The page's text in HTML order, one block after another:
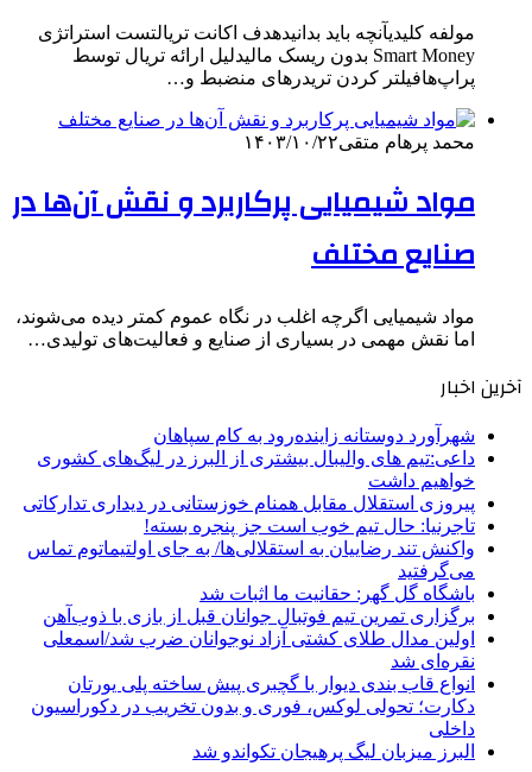
مولفه کلیدیآنچه باید بدانیدهدف اکانت تریالتست استراتژی
Smart Money بدون ریسک مالیدلیل ارائه تریال توسط
پراپ‌هافیلتر کردن تریدرهای منضبط و…
محمد پرهام متقی۱۴۰۳/۱۰/۲۲
مواد شیمیایی پرکاربرد و نقش آن‌ها در
صنایع مختلف
مواد شیمیایی اگرچه اغلب در نگاه عموم کمتر دیده می‌شوند،
اما نقش مهمی در بسیاری از صنایع و فعالیت‌های تولیدی…
آخرین اخبار
شهرآورد دوستانه زاینده‌رود به کام سپاهان
داعی:تیم های والیبال بیشتری از البرز در لیگ‌های کشوری
خواهیم داشت
پیروزی استقلال مقابل همنام خوزستانی در دیداری تدارکاتی
تاجرنیا: حال تیم خوب است جز پنجره بسته!
واکنش تند رضاییان به استقلالی‌ها/ به جای اولتیماتوم تماس
می‌گرفتید
باشگاه گل گهر: حقانیت ما اثبات شد
برگزاری تمرین تیم فوتبال جوانان قبل از بازی با ذوب‌آهن
اولین مدال طلای کشتی آزاد نوجوانان ضرب شد/اسمعلی
نقره‌ای شد
انواع قاب بندی دیوار با گچبری پیش ساخته پلی یورتان
دکارت؛ تحولی لوکس، فوری و بدون تخریب در دکوراسیون
داخلی
البرز میزبان لیگ پرهیجان تکواندو شد